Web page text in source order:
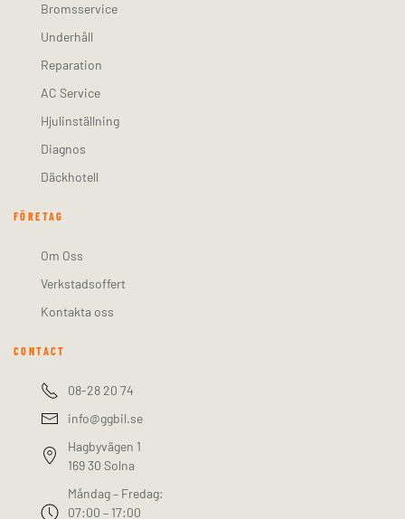
Bromsservice
Underhåll
Reparation
AC Service
Hjulinställning
Diagnos
Däckhotell
FÖRETAG
Om Oss
Verkstadsoffert
Kontakta oss
CONTACT
08-28 20 74
info@ggbil.se
Hagbyvägen 1
169 30 Solna
Måndag – Fredag:
07:00 – 17:00